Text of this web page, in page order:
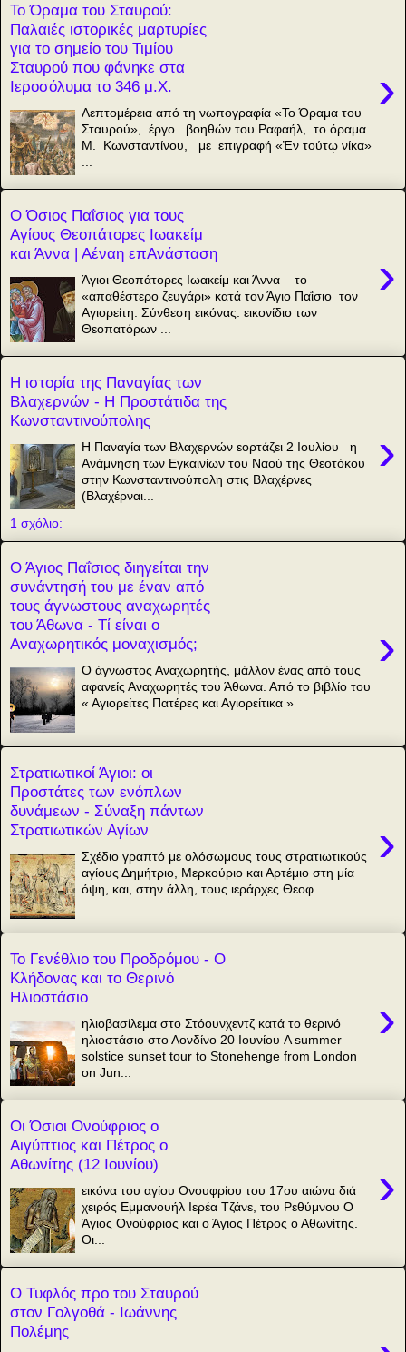
Το Όραμα του Σταυρού:
Παλαιές ιστορικές μαρτυρίες
για το σημείο του Τιμίου
Σταυρού που φάνηκε στα
Ιεροσόλυμα το 346 μ.Χ.
›
Λεπτομέρεια από τη νωπογραφία «Το Όραμα του
Σταυρού», έργο βοηθών του Ραφαήλ, το όραμα
Μ. Κωνσταντίνου, με επιγραφή «Ἐν τούτῳ νίκα»
Ο Όσιος Παΐσιος για τους
Αγίους Θεοπάτορες Ιωακείμ
και Άννα | Αέναη επΑνάσταση
›
Άγιοι Θεοπάτορες Ιωακείμ και Άννα – το
«απαθέστερο ζευγάρι» κατά τον Άγιο Παΐσιο τον
Αγιορείτη. Σύνθεση εικόνας: εικονίδιο των
Θεοπατόρων ...
Η ιστορία της Παναγίας των
Βλαχερνών - Η Προστάτιδα της
Κωνσταντινούπολης
›
Η Παναγία των Βλαχερνών εορτάζει 2 Ιουλίου η
Ανάμνηση των Εγκαινίων του Ναού της Θεοτόκου
στην Κωνσταντινούπολη στις Βλαχέρνες
(Βλαχέρναι...
1 σχόλιο:
Ο Άγιος Παΐσιος διηγείται την
συνάντησή του με έναν από
τους άγνωστους αναχωρητές
του Άθωνα - Τί είναι ο
Αναχωρητικός μοναχισμός;
›
Ο άγνωστος Αναχωρητής, μάλλον ένας από τους
αφανείς Αναχωρητές του Άθωνα. Από το βιβλίο του
« Αγιορείτες Πατέρες και Αγιορείτικα »
Στρατιωτικοί Άγιοι: οι
Προστάτες των ενόπλων
δυνάμεων - Σύναξη πάντων
Στρατιωτικών Αγίων
›
Σχέδιο γραπτό με ολόσωμους τους στρατιωτικούς
αγίους Δημήτριο, Μερκούριο και Αρτέμιο στη μία
όψη, και, στην άλλη, τους ιεράρχες Θεοφ...
Το Γενέθλιο του Προδρόμου - Ο
Κλήδονας και το Θερινό
Ηλιοστάσιο
›
ηλιοβασίλεμα στο Στόουνχεντζ κατά το θερινό
ηλιοστάσιο στο Λονδίνο 20 Ιουνίου A summer
solstice sunset tour to Stonehenge from London
on Jun...
Οι Όσιοι Ονούφριος ο
Αιγύπτιος και Πέτρος ο
Αθωνίτης (12 Ιουνίου)
›
εικόνα του αγίου Ονουφρίου του 17ου αιώνα διά
χειρός Εμμανουήλ Ιερέα Τζάνε, του Ρεθύμνου Ο
Άγιος Ονούφριος και ο Άγιος Πέτρος ο Αθωνίτης.
Οι...
Ο Τυφλός προ του Σταυρού
στον Γολγοθά - Ιωάννης
Πολέμης